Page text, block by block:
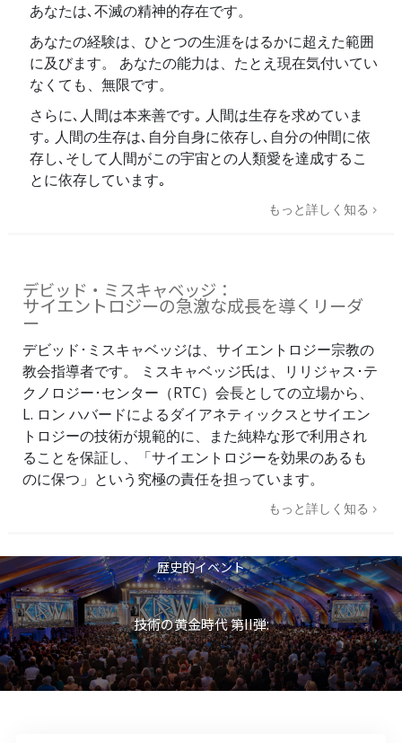
あなたは､不滅の精神的存在です。
あなたの経験は、ひとつの生涯をはるかに超えた範囲
に及びます。 あなたの能力は、たとえ現在気付いてい
なくても、無限です。
さらに､人間は本来善です｡ 人間は生存を求めていま
す｡ 人間の生存は､自分自身に依存し､自分の仲間に依
存し､そして人間がこの宇宙との人類愛を達成するこ
とに依存しています｡
もっと詳しく知る
デビッド・ミスキャベッジ：
サイエントロジーの急激な成長を導くリーダ
ー
デビッド･ミスキャベッジは、サイエントロジー宗教の
教会指導者です。 ミスキャベッジ氏は、リリジャス･テ
クノロジー･センター（RTC）会長としての立場から、
L. ロン ハバードによるダイアネティックスとサイエン
トロジーの技術が規範的に、また純粋な形で利用され
ることを保証し、「サイエントロジーを効果のあるも
のに保つ」という究極の責任を担っています。
もっと詳しく知る
歴史的イベント
技術の黄金時代 第II弾: